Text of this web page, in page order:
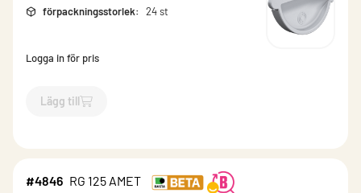
förpackningsstorlek: 24 st
Logga in för pris
Lägg till
`$Lägg till
#4846 RG 125 AMET